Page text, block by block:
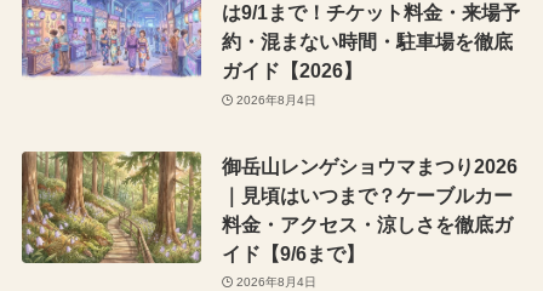
は9/1まで！チケット料金・来場予
約・混まない時間・駐車場を徹底
ガイド【2026】
2026年8月4日
御岳山レンゲショウマまつり2026
｜見頃はいつまで？ケーブルカー
料金・アクセス・涼しさを徹底ガ
イド【9/6まで】
2026年8月4日